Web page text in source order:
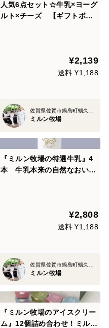
人気6点セット☆牛乳×ヨーグ
ルト×チーズ 【ギフトボッ
¥2,139
送料 ¥1,188
佐賀県佐賀市鍋島町蛎久８８３
ミルン牧場
『ミルン牧場の特選牛乳』4
本 牛乳本来の自然なおいし
¥2,808
送料 ¥1,188
ミルン牧場
『ミルン牧場のアイスクリー
ム』12個詰め合わせ！ミルク